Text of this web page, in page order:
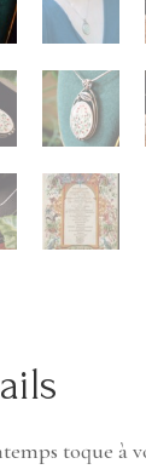
toque à